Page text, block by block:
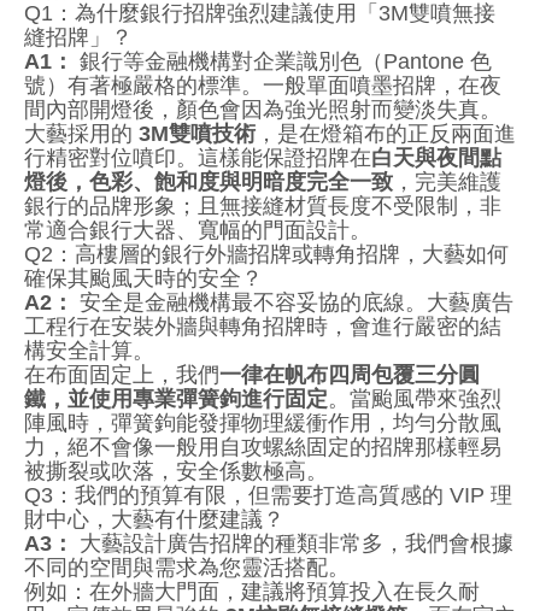
Q1：為什麼銀行招牌強烈建議使用「3M雙噴無接
縫招牌」？
A1： 銀行等金融機構對企業識別色（Pantone 色
號）有著極嚴格的標準。一般單面噴墨招牌，在夜
間內部開燈後，顏色會因為強光照射而變淡失真。
大藝採用的 3M雙噴技術 ，是在燈箱布的正反兩面進
行精密對位噴印。這樣能保證招牌在白天與夜間點
燈後，色彩、飽和度與明暗度完全一致 ，完美維護
銀行的品牌形象；且無接縫材質長度不受限制，非
常適合銀行大器、寬幅的門面設計。
Q2：高樓層的銀行外牆招牌或轉角招牌，大藝如何
確保其颱風天時的安全？
A2： 安全是金融機構最不容妥協的底線。大藝廣告
工程行在安裝外牆與轉角招牌時，會進行嚴密的結
構安全計算。
在布面固定上，我們一律在帆布四周包覆三分圓
鐵，並使用專業彈簧鉤進行固定。當颱風帶來強烈
陣風時，彈簧鉤能發揮物理緩衝作用，均勻分散風
力，絕不會像一般用自攻螺絲固定的招牌那樣輕易
被撕裂或吹落，安全係數極高。
Q3：我們的預算有限，但需要打造高質感的 VIP 理
財中心，大藝有什麼建議？
A3：
大藝設計廣告招牌的種類非常多，我們會根據
不同的空間與需求為您靈活搭配。
例如：在外牆大門面，建議將預算投入在長久耐